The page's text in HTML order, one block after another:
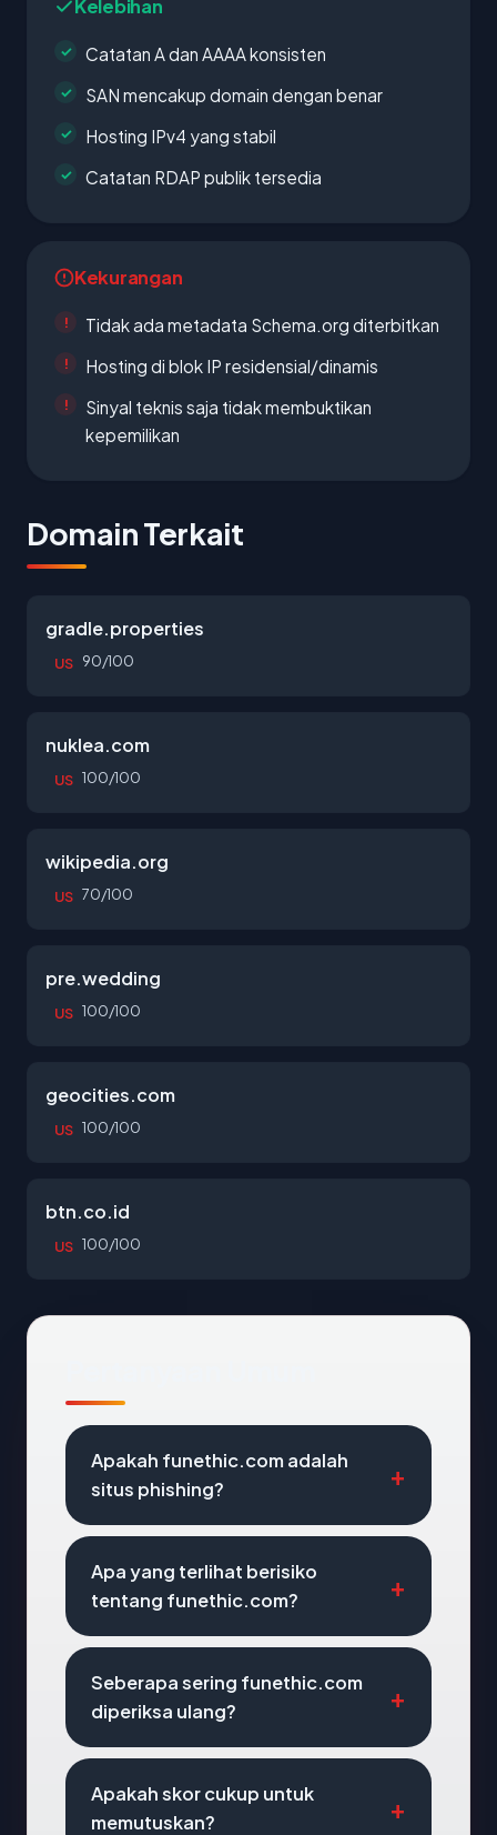
Kelebihan
Catatan A dan AAAA konsisten
SAN mencakup domain dengan benar
Hosting IPv4 yang stabil
Catatan RDAP publik tersedia
Kekurangan
Tidak ada metadata Schema.org diterbitkan
Hosting di blok IP residensial/dinamis
Sinyal teknis saja tidak membuktikan
kepemilikan
Domain Terkait
gradle.properties
US 90/100
nuklea.com
US 100/100
wikipedia.org
US 70/100
pre.wedding
US 100/100
geocities.com
US 100/100
btn.co.id
US 100/100
Apakah funethic.com adalah
situs phishing?
Apa yang terlihat berisiko
tentang funethic.com?
Seberapa sering funethic.com
diperiksa ulang?
Apakah skor cukup untuk
memutuskan?